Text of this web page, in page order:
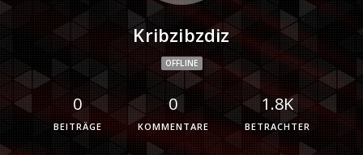
Kribzibzdiz
OFFLINE
0
BEITRÄGE
0
KOMMENTARE
1.8K
BETRACHTER